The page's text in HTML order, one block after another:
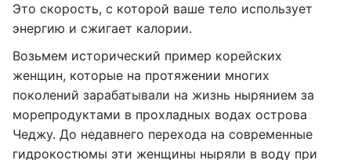
Это скорость, с которой ваше тело использует
энергию и сжигает калории.
Возьмем исторический пример корейских
женщин, которые на протяжении многих
поколений зарабатывали на жизнь нырянием за
морепродуктами в прохладных водах острова
Чеджу. До недавнего перехода на современные
гидрокостюмы эти женщины ныряли в воду при